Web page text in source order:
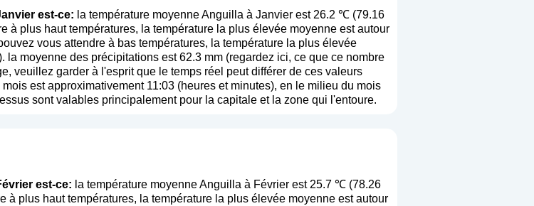
est-ce: la température moyenne Anguilla à Janvier est 26.2 ℃ (79.16
à plus haut températures, la température la plus élevée moyenne est autour
vous attendre à bas températures, la température la plus élevée
moyenne des précipitations est 62.3 mm (regardez ici, ce que ce nombre
veuillez garder à l'esprit que le temps réel peut différer de ces valeurs
est approximativement 11:03 (heures et minutes), en le milieu du mois
sont valables principalement pour la capitale et la zone qui l'entoure.
est-ce: la température moyenne Anguilla à Février est 25.7 ℃ (78.26
à plus haut températures, la température la plus élevée moyenne est autour